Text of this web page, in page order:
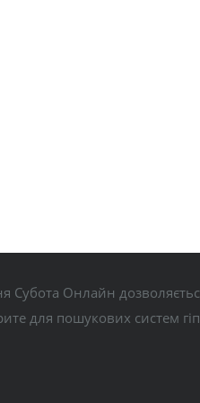
Субота Онлайн
для пошукових систем